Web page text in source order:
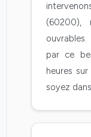
(60200),
par ce
heures
soyez